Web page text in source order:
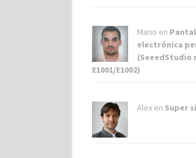
Mario en
electrónica
(SeeedStudio
E1001/E1002)
Alex en Super